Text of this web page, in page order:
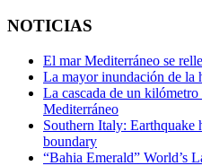
NOTICIAS
El mar Mediterráneo se
La mayor inundación de la
La cascada de un
Mediterráneo
Southern Italy: Earthquake
boundary
“Bahia Emerald” World’s